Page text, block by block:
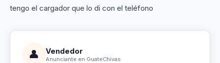
tengo el cargador que lo di con el teléfono
👤 Vendedor
Anunciante en GuateChivas